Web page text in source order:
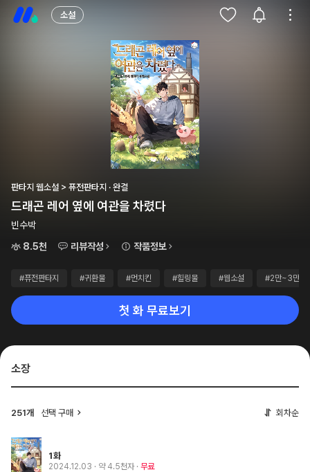
소설
판타지 웹소설 > 퓨전판타지 · 완결
드래곤 레어 옆에 여관을 차렸다
빈수박
8.5천
리뷰작성 작품정보
#퓨전판타지 #귀환물 #먼치킨 #힐링물 #웹소설 #2만~3만원
첫 화 무료보기
소장
251개 선택 구매 회차순
1화
2024.12.03 · 약 4.5천자 무료